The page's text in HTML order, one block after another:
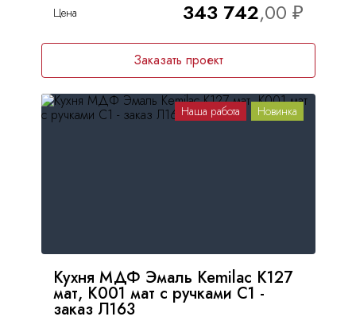
Цена 343 742
Заказать проект
Наша работа Новинка
Кухня МДФ Эмаль Kemilac K127
мат, K001 мат с ручками С1 -
заказ Л163